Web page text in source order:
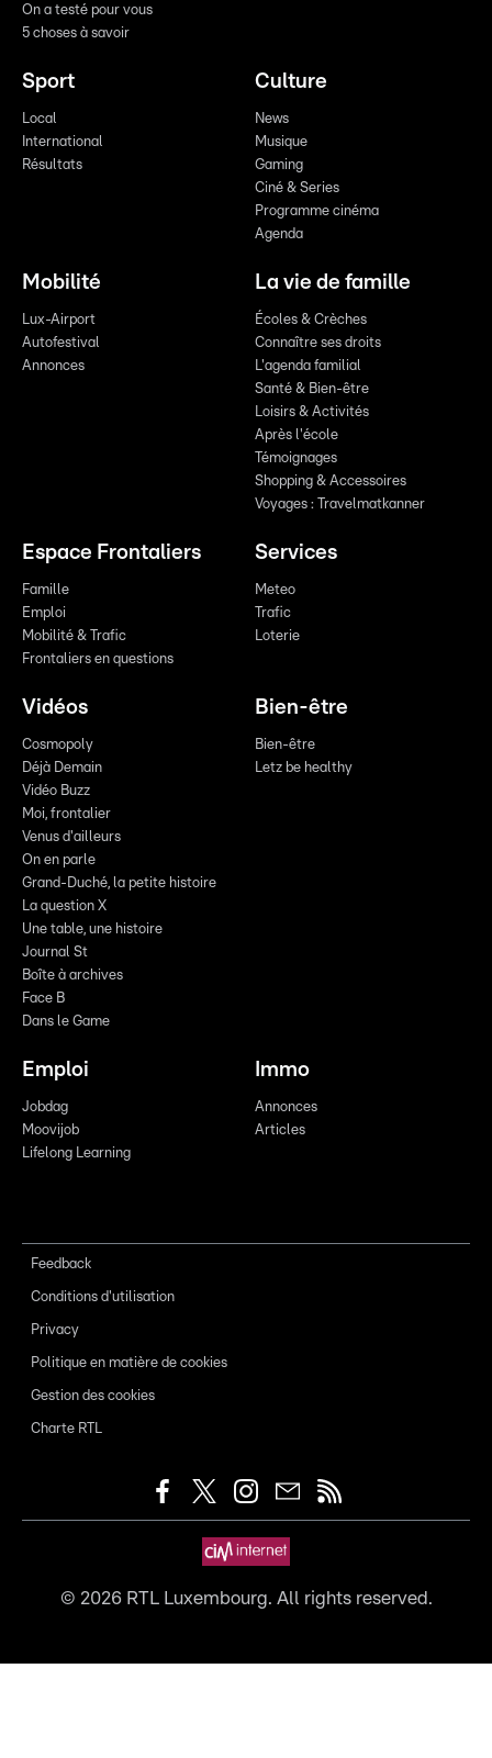
On a testé pour vous
5 choses à savoir
Sport
Local
International
Résultats
Culture
News
Musique
Gaming
Ciné & Series
Programme cinéma
Agenda
Mobilité
Lux-Airport
Autofestival
Annonces
La vie de famille
Écoles & Crèches
Connaître ses droits
L'agenda familial
Santé & Bien-être
Loisirs & Activités
Après l'école
Témoignages
Shopping & Accessoires
Voyages : Travelmatkanner
Espace Frontaliers
Famille
Emploi
Mobilité & Trafic
Frontaliers en questions
Services
Meteo
Trafic
Loterie
Vidéos
Cosmopoly
Déjà Demain
Vidéo Buzz
Moi, frontalier
Venus d'ailleurs
On en parle
Grand-Duché, la petite histoire
La question X
Une table, une histoire
Journal St
Boîte à archives
Face B
Dans le Game
Bien-être
Bien-être
Letz be healthy
Emploi
Jobdag
Moovijob
Lifelong Learning
Immo
Annonces
Articles
Feedback
Conditions d'utilisation
Privacy
Politique en matière de cookies
Gestion des cookies
Charte RTL
© 2026RTL Luxembourg. All rights reserved.